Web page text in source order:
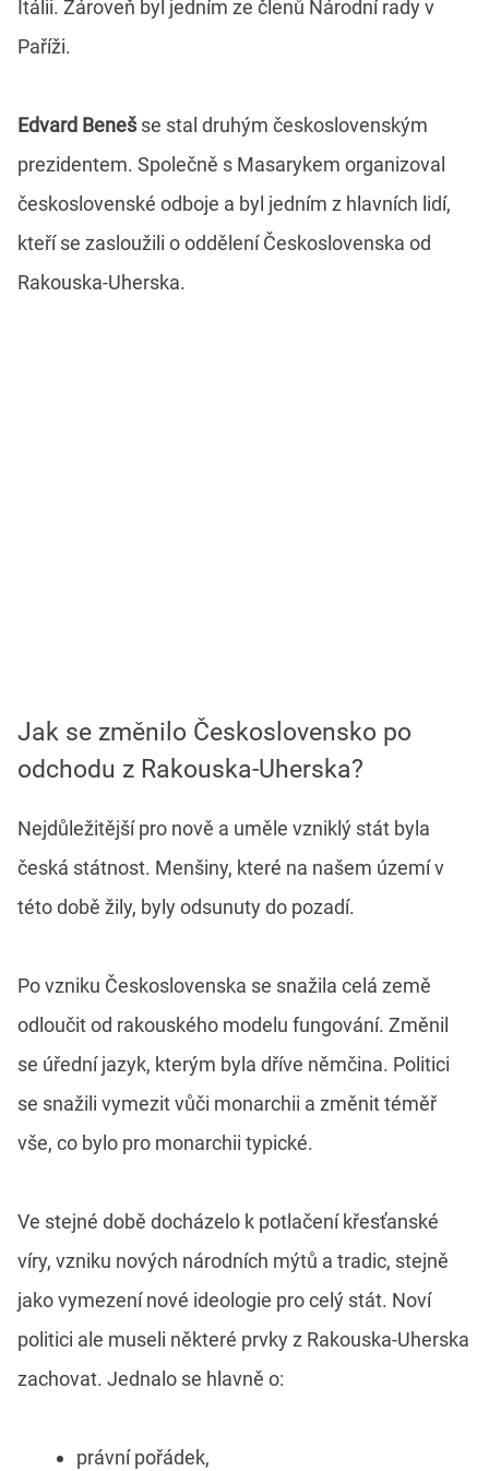
Itálii. Zároveň byl jedním ze členů Národní rady v
Paříži.
Edvard Beneš se stal druhým československým
prezidentem. Společně s Masarykem organizoval
československé odboje a byl jedním z hlavních lidí,
kteří se zasloužili o oddělení Československa od
Rakouska-Uherska.
Jak se změnilo Československo po
odchodu z Rakouska-Uherska?
Nejdůležitější pro nově a uměle vzniklý stát byla
česká státnost. Menšiny, které na našem území v
této době žily, byly odsunuty do pozadí.
Po vzniku Československa se snažila celá země
odloučit od rakouského modelu fungování. Změnil
se úřední jazyk, kterým byla dříve němčina. Politici
se snažili vymezit vůči monarchii a změnit téměř
vše, co bylo pro monarchii typické.
Ve stejné době docházelo k potlačení křesťanské
víry, vzniku nových národních mýtů a tradic, stejně
jako vymezení nové ideologie pro celý stát. Noví
politici ale museli některé prvky z Rakouska-Uherska
zachovat. Jednalo se hlavně o:
právní pořádek,